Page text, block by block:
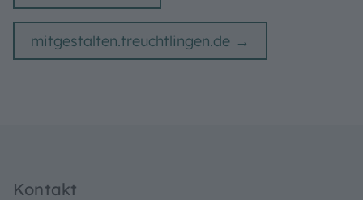
mitgestalten.treuchtlingen.de
Kontakt